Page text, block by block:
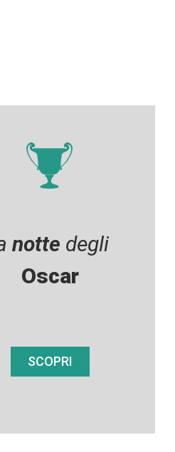
notte degli
Oscar
SCOPRI